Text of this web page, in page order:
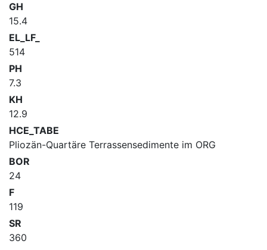
GH
15.4
EL_LF_
514
PH
7.3
KH
12.9
HCE_TABE
Pliozän-Quartäre Terrassensedimente im ORG
BOR
24
F
119
SR
360